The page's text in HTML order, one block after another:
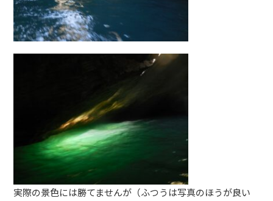
実際の景色には勝てませんが（ふつうは写真のほうが良い